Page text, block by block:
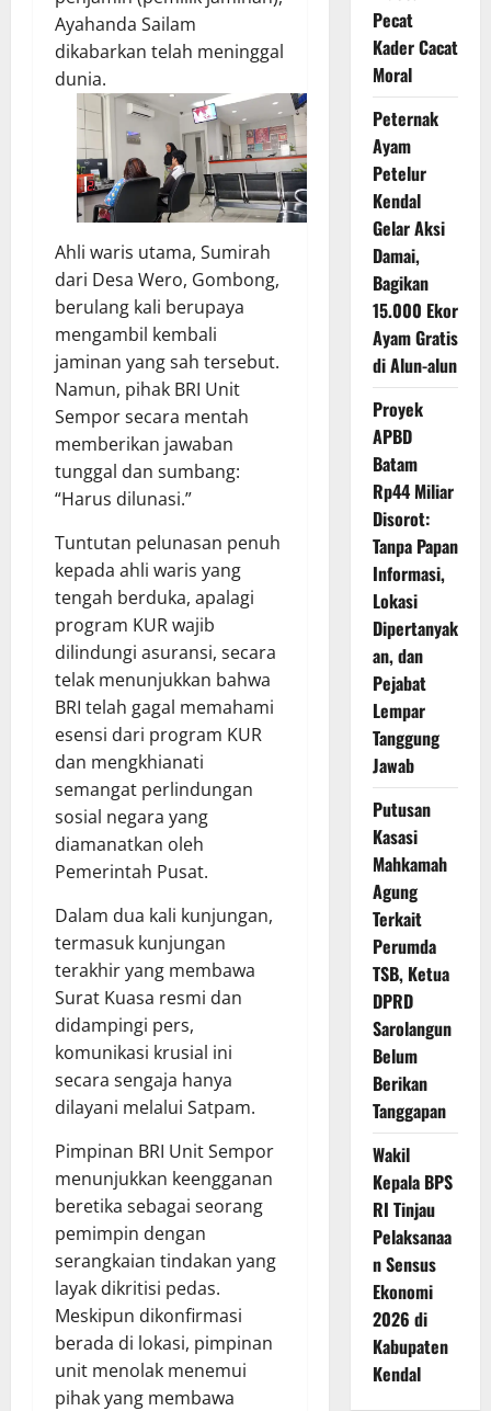
Ayahanda Sailam
dikabarkan telah meninggal
dunia.
Ahli waris utama, Sumirah
dari Desa Wero, Gombong,
berulang kali berupaya
mengambil kembali
jaminan yang sah tersebut.
Namun, pihak BRI Unit
Sempor secara mentah
memberikan jawaban
tunggal dan sumbang:
“Harus dilunasi.”
Tuntutan pelunasan penuh
kepada ahli waris yang
tengah berduka, apalagi
program KUR wajib
dilindungi asuransi, secara
telak menunjukkan bahwa
BRI telah gagal memahami
esensi dari program KUR
dan mengkhianati
semangat perlindungan
sosial negara yang
diamanatkan oleh
Pemerintah Pusat.
Dalam dua kali kunjungan,
termasuk kunjungan
terakhir yang membawa
Surat Kuasa resmi dan
didampingi pers,
komunikasi krusial ini
secara sengaja hanya
dilayani melalui Satpam.
Pimpinan BRI Unit Sempor
menunjukkan keengganan
beretika sebagai seorang
pemimpin dengan
serangkaian tindakan yang
layak dikritisi pedas.
Meskipun dikonfirmasi
berada di lokasi, pimpinan
unit menolak menemui
pihak yang membawa
Pecat
Kader Cacat
Moral
Peternak
Ayam
Petelur
Kendal
Gelar Aksi
Damai,
Bagikan
15.000 Ekor
Ayam Gratis
di Alun-alun
Proyek
APBD
Batam
Rp44 Miliar
Disorot:
Tanpa Papan
Informasi,
Lokasi
Dipertanyak
an, dan
Pejabat
Lempar
Tanggung
Jawab
Putusan
Kasasi
Mahkamah
Agung
Terkait
Perumda
TSB, Ketua
DPRD
Sarolangun
Belum
Berikan
Tanggapan
Wakil
Kepala BPS
RI Tinjau
Pelaksanaa
n Sensus
Ekonomi
2026 di
Kabupaten
Kendal